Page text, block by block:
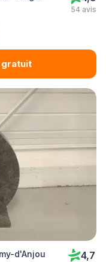
54 avis
gratuit
d'Anjou 4,7